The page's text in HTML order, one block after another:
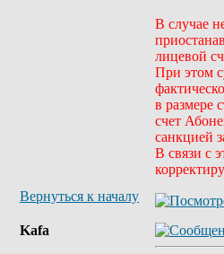
В случае
лицевой
При этом
в размере
счет
санкцией
В связи с
Вернуться к началу
Kafa